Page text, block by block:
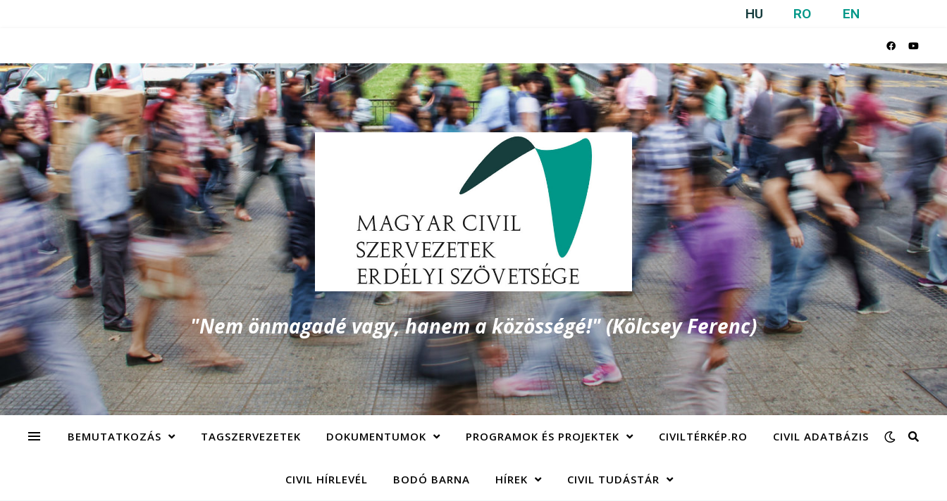
HU RO EN
"Nem önmagadé vagy, hanem a közösségé!" (Kölcsey Ferenc)
BEMUTATKOZÁS TAGSZERVEZETEK DOKUMENTUMOK PROGRAMOK ÉS PROJEKTEK CIVILTÉRKÉP.RO CIVIL ADATBÁZIS
CIVIL HÍRLEVÉL BODÓ BARNA HÍREK CIVIL TUDÁSTÁR